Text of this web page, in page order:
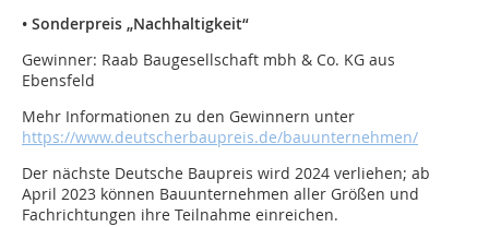
• Sonderpreis „Nachhaltigkeit“
Gewinner: Raab Baugesellschaft mbh & Co. KG aus
Ebensfeld
Mehr Informationen zu den Gewinnern unter
https://www.deutscherbaupreis.de/bauunternehmen/
Der nächste Deutsche Baupreis wird 2024 verliehen; ab
April 2023 können Bauunternehmen aller Größen und
Fachrichtungen ihre Teilnahme einreichen.